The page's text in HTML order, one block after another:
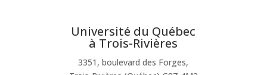
Université du Québec
à Trois-Rivières
3351, boulevard des Forges,